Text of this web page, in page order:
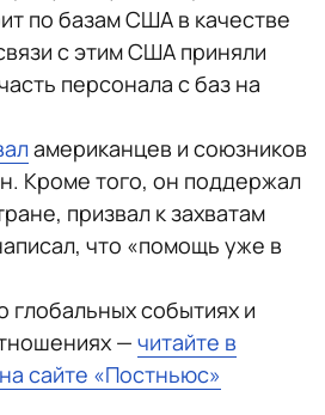
по базам США в качестве
с этим США приняли
персонала с баз на
американцев и союзников
Кроме того, он поддержал
призвал к захватам
что «помощь уже в
глобальных событиях и
— читайте в
сайте «Постньюс»